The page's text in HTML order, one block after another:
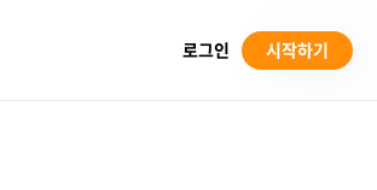
로그인 시작하기